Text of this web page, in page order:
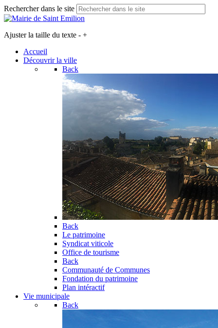
Rechercher dans le site
Ajuster la taille du texte - +
Accueil
Découvrir la ville
Back
Back
Le patrimoine
Syndicat viticole
Office de tourisme
Back
Communauté de Communes
Fondation du patrimoine
Plan intéractif
Vie municipale
Back